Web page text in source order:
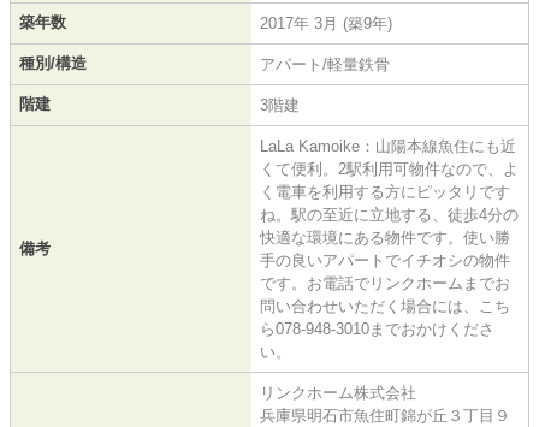
築年数 2017年 3月 (築9年)
種別/構造 アパート/軽量鉄骨
階建 3階建
備考
LaLa Kamoike：山陽本線魚住にも近
くて便利。2駅利用可物件なので、よ
く電車を利用する方にピッタリです
ね。駅の至近に立地する、徒歩4分の
快適な環境にある物件です。使い勝
手の良いアパートでイチオシの物件
です。お電話でリンクホームまでお
問い合わせいただく場合には、こち
ら078-948-3010までおかけくださ
い。
リンクホーム株式会社
兵庫県明石市魚住町錦が丘３丁目９